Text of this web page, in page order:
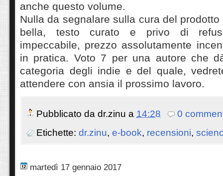
anche questo volume.
Nulla da segnalare sulla cura del
bella, testo curato e privo di
impeccabile, prezzo assolutamente
in pratica. Voto 7 per una autore che
categoria degli indie e del quale,
attendere con ansia il prossimo lavoro.
Pubblicato da dr.zinu a 14:28
0
Etichette: dr.zinu, e-book, recensioni,
martedì 17 gennaio 2017